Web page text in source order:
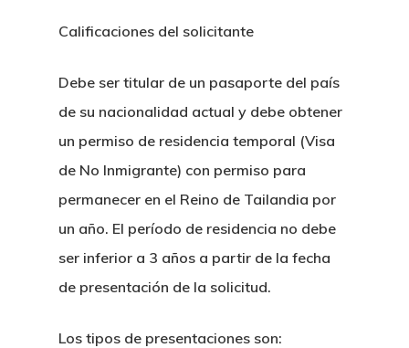
Calificaciones del solicitante
Debe ser titular de un pasaporte del país
de su nacionalidad actual y debe obtener
un permiso de residencia temporal (Visa
de No Inmigrante) con permiso para
permanecer en el Reino de Tailandia por
un año. El período de residencia no debe
ser inferior a 3 años a partir de la fecha
de presentación de la solicitud.
Los tipos de presentaciones son: